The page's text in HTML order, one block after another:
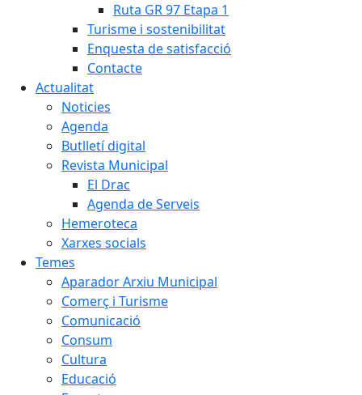
Ruta GR 97 Etapa 1
Turisme i sostenibilitat
Enquesta de satisfacció
Contacte
Actualitat
Noticies
Agenda
Butlletí digital
Revista Municipal
El Drac
Agenda de Serveis
Hemeroteca
Xarxes socials
Temes
Aparador Arxiu Municipal
Comerç i Turisme
Comunicació
Consum
Cultura
Educació